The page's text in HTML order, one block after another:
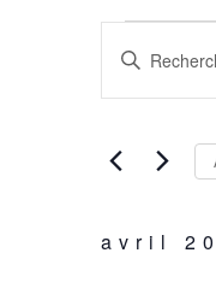
ET
DE
Saisir
Rechercher
mot-
avril